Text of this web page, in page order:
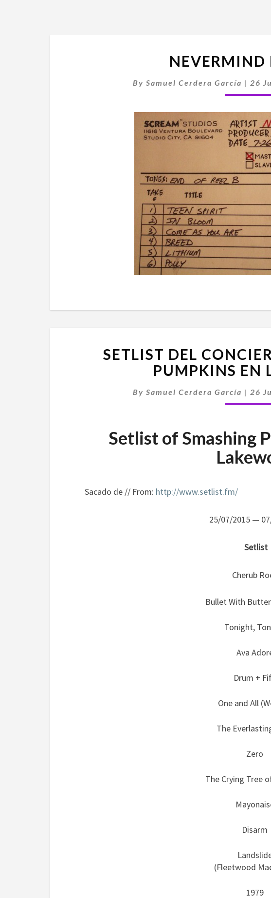
NEVERMIND
BySamuel Cerdera García | 26
DEL
DE
SETLIST DEL
PUMPKINS EN
BySamuel Cerdera García | 26
Setlist of Smashing
Sacado de // From: http://www.setlist.fm/
25/07/2015 —
Setlist
Cherub
Bullet With
Tonight,
Ava
Drum +
One and All
The
Zero
The Crying Tree
Disarm
(Fleetwood
1979